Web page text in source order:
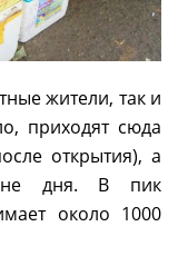
жители, так и
приходят сюда
открытия), а
дня. В пик
около 1000